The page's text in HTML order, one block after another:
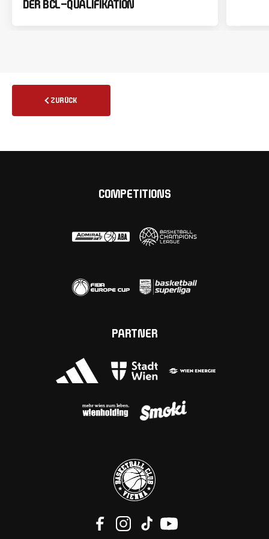
DER BCL-QUALIFIKATION
ZURÜCK
COMPETITIONS
PARTNER